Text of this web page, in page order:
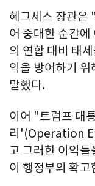
헤그세스 장관은
어 중대한 순간
의 연합 대비 태
익을 방어하기
말했다.
이어 "트럼프 대
리'(Operation
고 그러한 이익
이 행정부의 확